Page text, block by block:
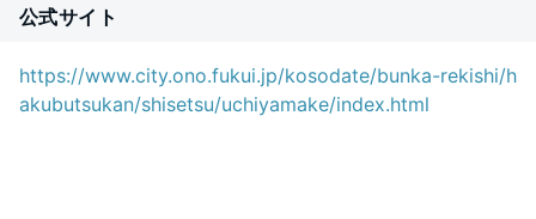
公式サイト
https://www.city.ono.fukui.jp/kosodate/bunka-rekishi/h
akubutsukan/shisetsu/uchiyamake/index.html